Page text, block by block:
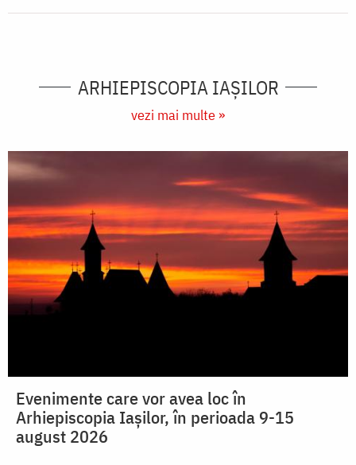
ARHIEPISCOPIA IAŞILOR
vezi mai multe »
Evenimente care vor avea loc în
Arhiepiscopia Iaşilor, în perioada 9-15
august 2026